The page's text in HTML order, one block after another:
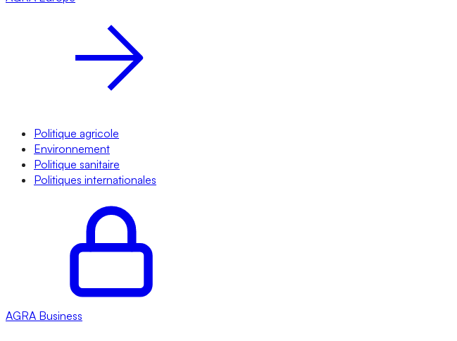
Politique agricole
Environnement
Politique sanitaire
Politiques internationales
AGRA Business